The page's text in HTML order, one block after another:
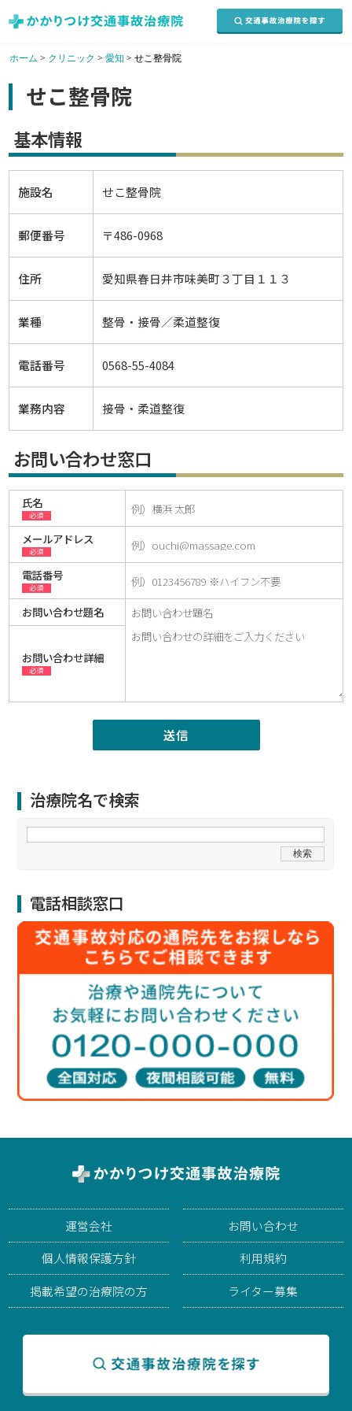
ホーム > クリニック > 愛知 > せこ整骨院
せこ整骨院
基本情報
施設名 せこ整骨院
郵便番号 〒486-0968
住所 愛知県春日井市味美町３丁目１１３
業種 整骨・接骨／柔道整復
電話番号 0568-55-4084
業務内容 接骨・柔道整復
お問い合わせ窓口
氏名
必須
メールアドレス
必須
電話番号
必須
お問い合わせ題名
お問い合わせ詳細
必須
治療院名で検索
電話相談窓口
運営会社
個人情報保護方針
掲載希望の治療院の方
お問い合わせ
利用規約
ライター募集